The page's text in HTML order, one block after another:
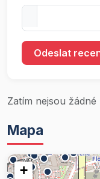
Odeslat
Zatím nejsou
Mapa
+